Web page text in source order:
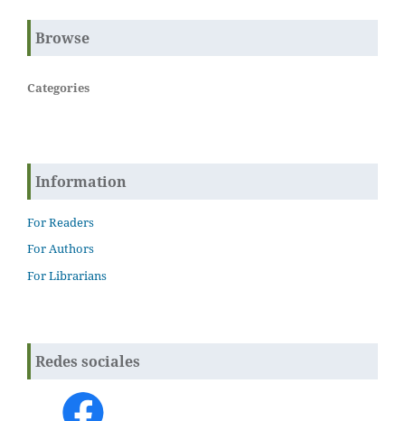
Browse
Categories
Information
For Readers
For Authors
For Librarians
Redes sociales